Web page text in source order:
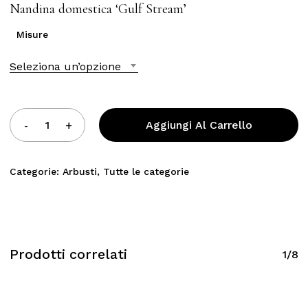
Nandina domestica ‘Gulf Stream’
Misure
Seleziona un’opzione
Aggiungi Al Carrello
Categorie: Arbusti, Tutte le categorie
Prodotti correlati 1/8